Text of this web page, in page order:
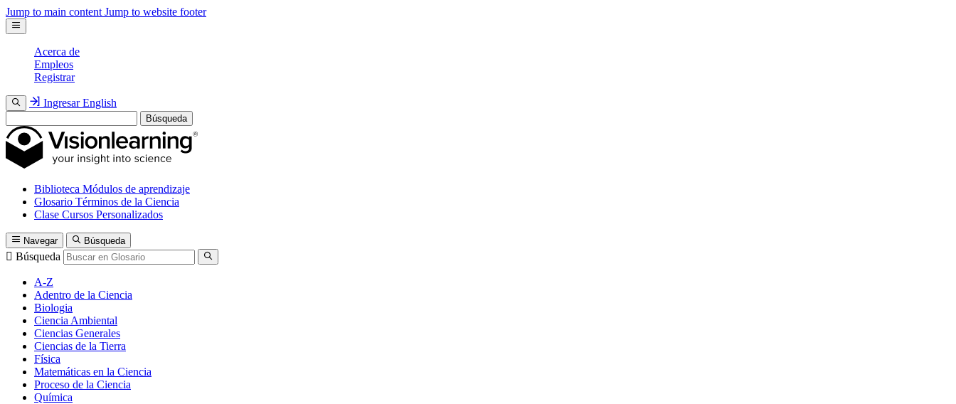
Jump to main content Jump to website footer
Acerca de
Empleos
Registrar
Ingresar English
Búsqueda
Biblioteca Módulos de aprendizaje
Glosario Términos de la Ciencia
Clase Cursos Personalizados
Navegar Búsqueda
Búsqueda
A-Z
Adentro de la Ciencia
Biologia
Ciencia Ambiental
Ciencias Generales
Ciencias de la Tierra
Física
Matemáticas en la Ciencia
Proceso de la Ciencia
Química